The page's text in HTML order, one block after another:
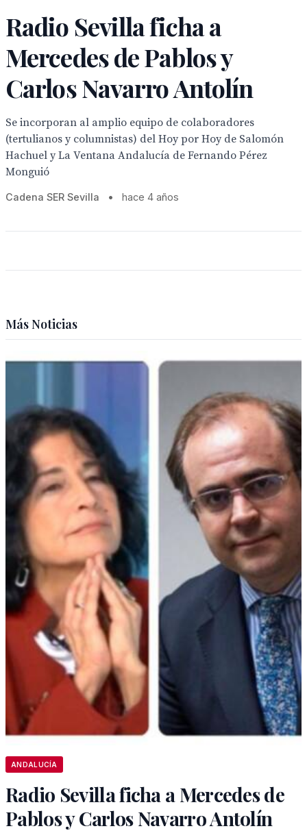
Radio Sevilla ficha a
Mercedes de Pablos y
Carlos Navarro Antolín
Se incorporan al amplio equipo de colaboradores
(tertulianos y columnistas) del Hoy por Hoy de Salomón
Hachuel y La Ventana Andalucía de Fernando Pérez
Monguió
Cadena SER Sevilla • hace 4 años
Más Noticias
ANDALUCÍA
Radio Sevilla ficha a Mercedes de
Pablos y Carlos Navarro Antolín